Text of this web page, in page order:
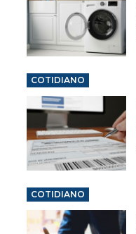
COTIDIANO
COTIDIANO